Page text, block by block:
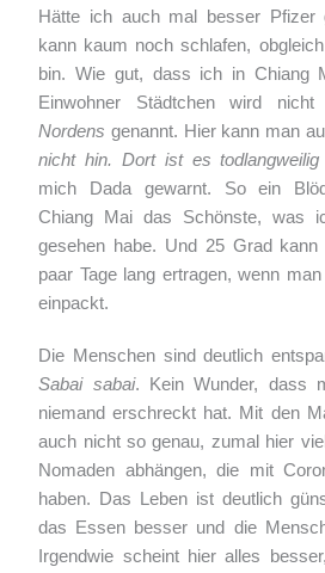
Hätte ich auch mal besser Pfizer
kann kaum noch schlafen,
bin. Wie gut, dass ich in Chiang
Einwohner Städtchen wird
Nordens genannt. Hier kann man
nicht hin. Dort ist es todlangweilig
mich Dada gewarnt. So ein
Chiang Mai das Schönste, was
gesehen habe. Und 25 Grad
paar Tage lang ertragen, wenn
einpackt.
Die Menschen sind deutlich
Sabai sabai. Kein Wunder, dass
niemand erschreckt hat. Mit den
auch nicht so genau, zumal hier
Nomaden abhängen, die mit
haben. Das Leben ist deutlich
das Essen besser und die
Irgendwie scheint hier alles